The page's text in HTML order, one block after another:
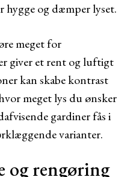
hygge og dæmper lyset.
meget for
giver et rent og luftigt
kan skabe kontrast
meget lys du ønsker
gardiner fås i
varianter.
og rengøring